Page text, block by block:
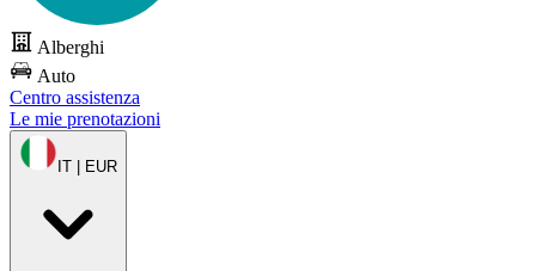
Alberghi
Auto
Centro assistenza
Le mie prenotazioni
IT | EUR